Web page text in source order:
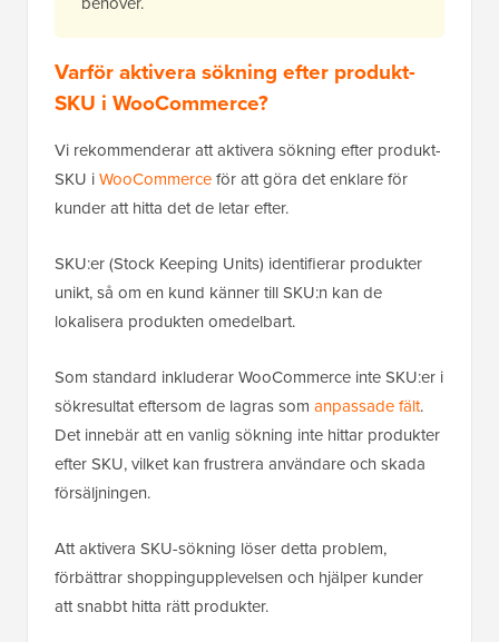
Varför aktivera sökning efter produkt-
SKU i WooCommerce?
Vi rekommenderar att aktivera sökning efter produkt-
SKU iWooCommerceför att göra det enklare för
kunder att hitta det de letar efter.
SKU:er (Stock Keeping Units) identifierar produkter
unikt, så om en kund känner till SKU:n kan de
lokalisera produkten omedelbart.
Som standard inkluderar WooCommerce inte SKU:er i
sökresultat eftersom de lagras som anpassade fält.
Det innebär att en vanlig sökning inte hittar produkter
efter SKU, vilket kan frustrera användare och skada
försäljningen.
Att aktivera SKU-sökning löser detta problem,
förbättrar shoppingupplevelsen och hjälper kunder
att snabbt hitta rätt produkter.